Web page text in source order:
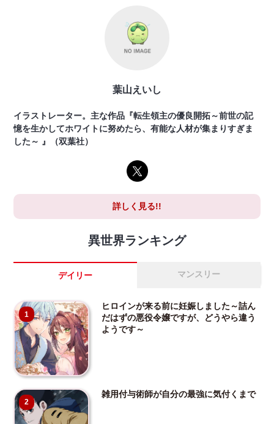
葉山えいし
イラストレーター。主な作品『転生領主の優良開拓～前世の記
憶を生かしてホワイトに努めたら、有能な人材が集まりすぎま
した～ 』（双葉社）
詳しく見る!!
異世界ランキング
デイリー マンスリー
1
ヒロインが来る前に妊娠しました～詰ん
だはずの悪役令嬢ですが、どうやら違う
ようです～
2
雑用付与術師が自分の最強に気付くまで